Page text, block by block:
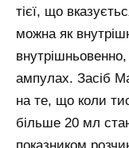
тієї, що
можна як
ампулах. Засіб
на те, що коли
більше 20 мл